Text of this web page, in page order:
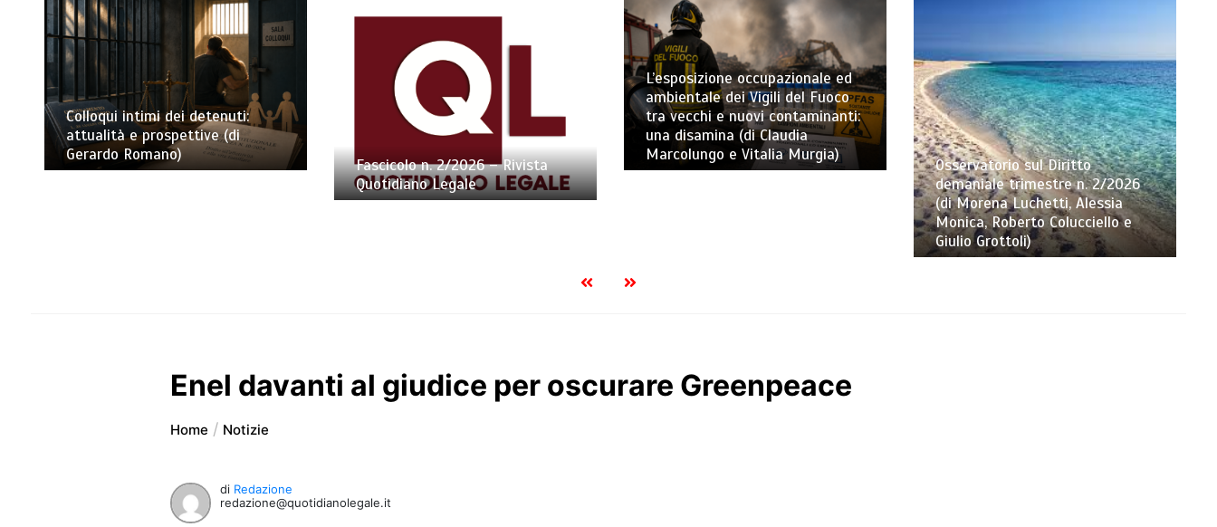
Colloqui intimi dei detenuti:
attualità e prospettive (di
Gerardo Romano)
Fascicolo n. 2/2026 – Rivista
Quotidiano Legale
L’esposizione occupazionale ed
ambientale dei Vigili del Fuoco
tra vecchi e nuovi contaminanti:
una disamina (di Claudia
Marcolungo e Vitalia Murgia)
Osservatorio sul Diritto
demaniale trimestre n. 2/2026
(di Morena Luchetti, Alessia
Monica, Roberto Colucciello e
Giulio Grottoli)
Enel davanti al giudice per oscurare Greenpeace
Home Notizie
di Redazione
redazione@quotidianolegale.it